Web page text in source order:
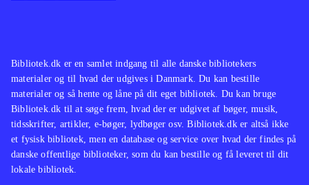
Bibliotek.dk er en samlet indgang til alle danske bibliotekers
materialer og til hvad der udgives i Danmark. Du kan bestille
materialer og så hente og låne på dit eget bibliotek. Du kan bruge
Bibliotek.dk til at søge frem, hvad der er udgivet af bøger, musik,
tidsskrifter, artikler, e-bøger, lydbøger osv. Bibliotek.dk er altså ikke
et fysisk bibliotek, men en database og service over hvad der findes på
danske offentlige biblioteker, som du kan bestille og få leveret til dit
lokale bibliotek.